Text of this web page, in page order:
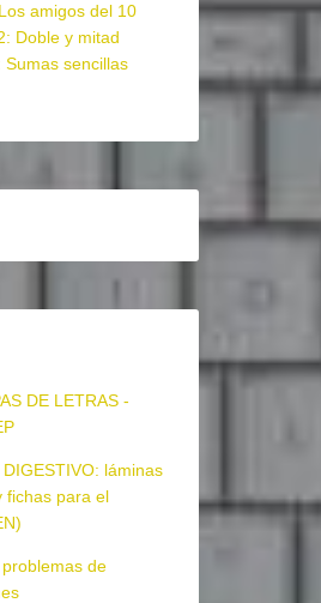
amigos del 10
Doble y mitad
sencillas
DE LETRAS -
DIGESTIVO: láminas
fichas para el
de